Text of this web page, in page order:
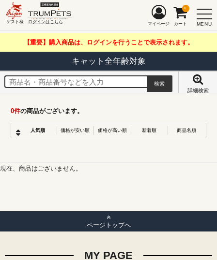
ゲスト様 ログインはこちら MENU
マイページ カート
0
【重要】購入商品は、ログインを行うことで表示されます。
キャット全年齢対象
詳細検索
0件の商品がございます。
人気順 価格が安い順 価格が高い順 新着順 商品名順
現在、商品はございません。
ページトップへ
MY PAGE